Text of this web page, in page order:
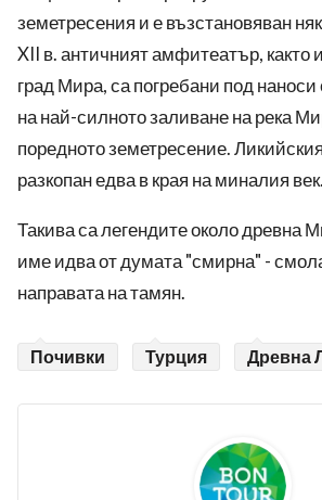
земетресения и е възстановяван
XII в. античният амфитеатър, както
град Мира, са погребани под наноси
на най-силното заливане на река
поредното земетресение.
разкопан едва в края на миналия век.
Такива са легендите около древна
име идва от думата "смирна" -
направата на тамян.
Почивки Турция Древна